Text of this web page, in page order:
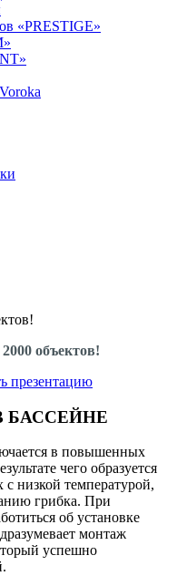
«PRESTIGE»
объектов!
презентацию
БАССЕЙНЕ
в повышенных
чего образуется
с низкой температурой,
грибка. При
об установке
монтаж
успешно